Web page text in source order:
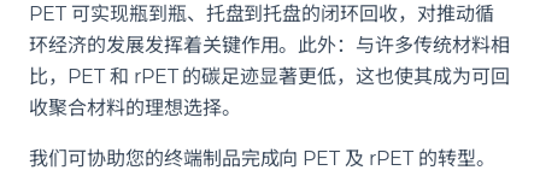
PET 可实现瓶到瓶、托盘到托盘的闭环回收，对推动循
环经济的发展发挥着关键作用。此外：与许多传统材料相
比，PET 和 rPET 的碳足迹显著更低，这也使其成为可回
收聚合材料的理想选择。
我们可协助您的终端制品完成向 PET 及 rPET 的转型。